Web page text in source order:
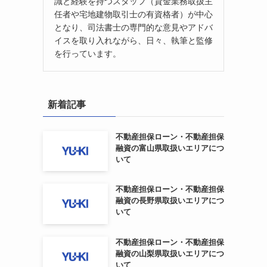
任者や宅地建物取引士の有資格者）が中心
となり、司法書士の専門的な意見やアドバ
イスを取り入れながら、日々、執筆と監修
を行っています。
新着記事
不動産担保ローン・不動産担保
融資の富山県取扱いエリアにつ
いて
不動産担保ローン・不動産担保
融資の長野県取扱いエリアにつ
いて
不動産担保ローン・不動産担保
融資の山梨県取扱いエリアにつ
いて